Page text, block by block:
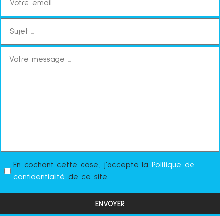
En cochant cette case, j’accepte la
Politique de
confidentialité de ce site.